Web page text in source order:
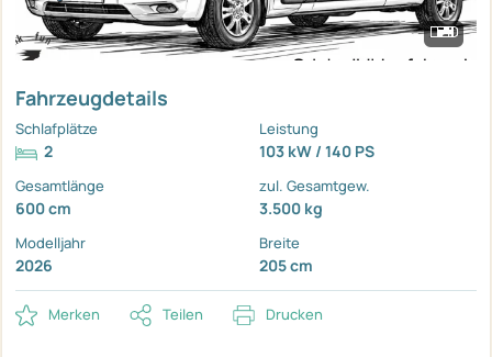
Fahrzeugdetails
Schlafplätze
2
Leistung
103 kW / 140 PS
Gesamtlänge
600 cm
zul. Gesamtgew.
3.500 kg
Modelljahr
2026
Breite
205 cm
Merken Teilen Drucken